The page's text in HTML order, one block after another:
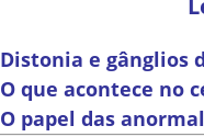
Distonia e gânglios
O que acontece no
O papel das